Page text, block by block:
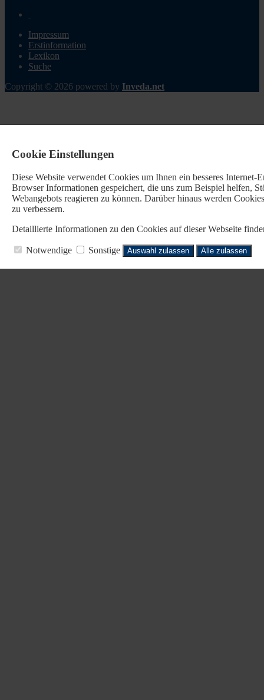
Impressum
Erstinformation
Lexikon
Suche
Copyright © 2026 powered by Inveda.net
Cookie Einstellungen
Diese Website verwendet Cookies um Ihnen ein besseres
Browser Informationen gespeichert, die uns zum Beispiel helfen,
Webangebots reagieren zu können. Darüber hinaus werden
zu verbessern.
Detaillierte Informationen zu den Cookies auf dieser Webseite
Notwendige Sonstige Auswahl zulassen Alle zulassen